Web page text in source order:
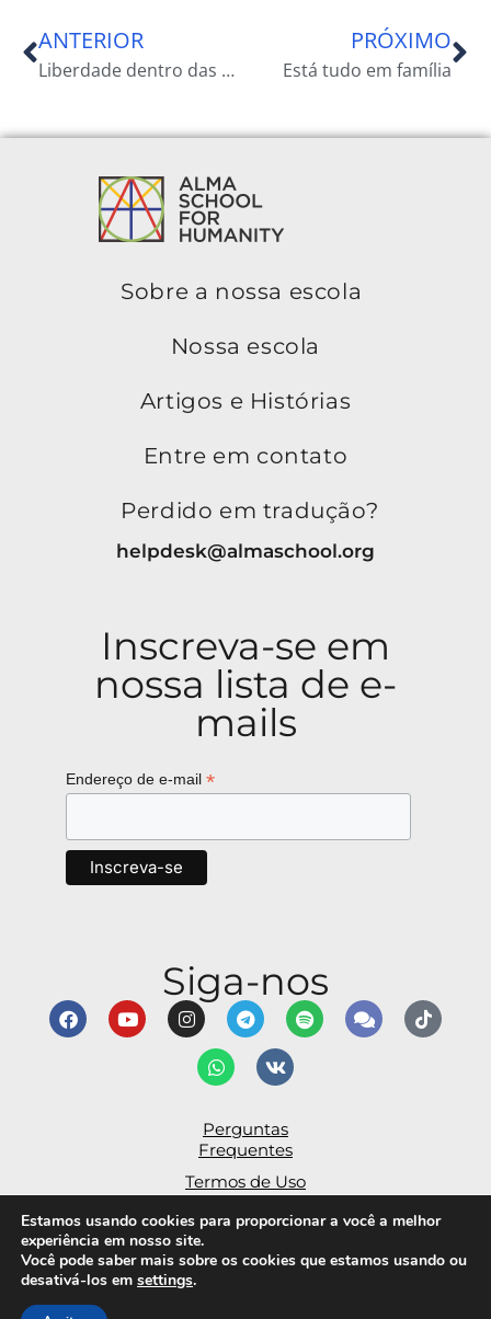
ANTERIOR
Liberdade dentro das Paredes da Prisão
PRÓXIMO
Está tudo em família
Sobre a nossa escola
Nossa escola
Artigos e Histórias
Entre em contato
Perdido em tradução?
helpdesk@almaschool.org
Inscreva-se em
nossa lista de e-
mails
Endereço de e-mail *
Siga-nos
Perguntas
Frequentes
Termos de Uso
Declaração de Acessibilidade
Política de
Privacidade
Estamos usando cookies para proporcionar a você a melhor
experiência em nosso site.
Você pode saber mais sobre os cookies que estamos usando ou
desativá-los em settings.